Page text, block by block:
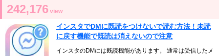
242,176 view
インスタでDMに既読をつけないで読む方法！未読
に戻す機能で既読は消えないので注意
インスタのDMには既読機能があります。 通常は受信したメ